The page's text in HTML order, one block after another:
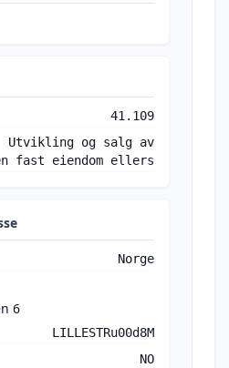
41.109
Utvikling og salg av
fast eiendom ellers
Norge
6
LILLESTRu00d8M
NO